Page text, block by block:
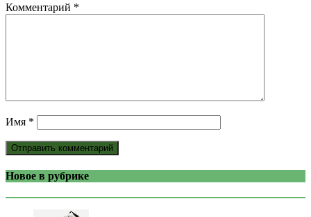
Комментарий *
Имя *
Новое в рубрике